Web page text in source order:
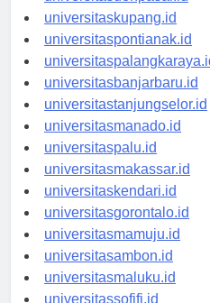
universitasdenpasar.id
universitaskupang.id
universitaspontianak.id
universitaspalangkaraya.id
universitasbanjarbaru.id
universitastanjungselor.id
universitasmanado.id
universitaspalu.id
universitasmakassar.id
universitaskendari.id
universitasgorontalo.id
universitasmamuju.id
universitasambon.id
universitasmaluku.id